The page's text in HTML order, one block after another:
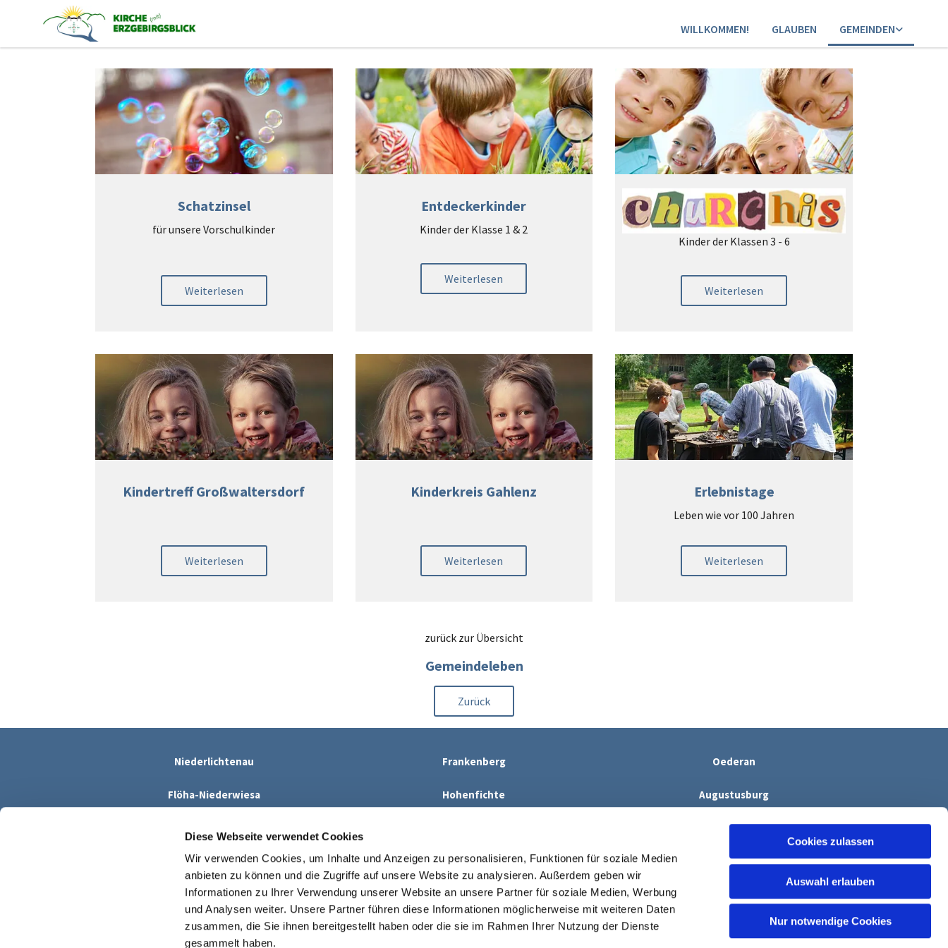
Diese Webseite verwendet Cookies
Wir verwenden Cookies, um Inhalte und Anzeigen zu personalisieren, Funktionen für soziale Medien
anbieten zu können und die Zugriffe auf unsere Website zu analysieren. Außerdem geben wir
Informationen zu Ihrer Verwendung unserer Website an unsere Partner für soziale Medien, Werbung
und Analysen weiter. Unsere Partner führen diese Informationen möglicherweise mit weiteren Daten
zusammen, die Sie ihnen bereitgestellt haben oder die sie im Rahmen Ihrer Nutzung der Dienste
gesammelt haben.
Cookies zulassen
Auswahl erlauben
Nur notwendige Cookies
WILLKOMMEN! GLAUBEN GEMEINDEN
Schatzinsel
für unsere Vorschulkinder
Weiterlesen
Entdeckerkinder
Kinder der Klasse 1 & 2
Weiterlesen
Kinder der Klassen 3 - 6
Weiterlesen
Kindertreff Großwaltersdorf
Weiterlesen
Kinderkreis Gahlenz
Weiterlesen
Erlebnistage
Leben wie vor 100 Jahren
Weiterlesen
zurück zur Übersicht
Gemeindeleben
Zurück
Niederlichtenau Frankenberg Oederan
Flöha-Niederwiesa Hohenfichte Augustusburg
Erdmannsdorf
 Kirche Erzgebirgsblick
info@kirche-erzgebirgsblick.de
Erklärung zur Barrierefreiheit